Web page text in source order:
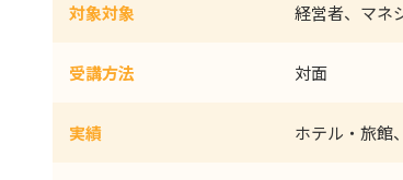
対象対象 経営者、マネ
受講方法 対面
実績 ホテル・旅館